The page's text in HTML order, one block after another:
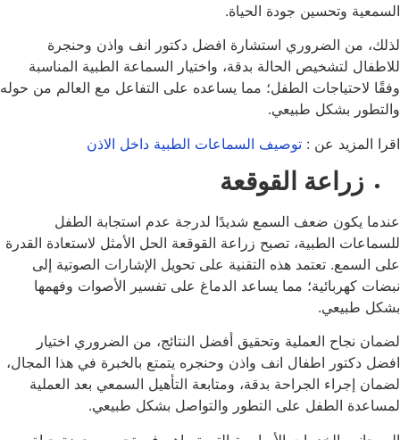
السمعية وتحسين جودة الحياة.
لذلك، من الضروري استشارة افضل دكتور انف واذن وحنجرة
للاطفال لتشخيص الحالة بدقة، واختيار السماعة الطبية المناسبة
وفقًا لاحتياجات الطفل؛ مما يساعده على التفاعل مع العالم من حوله
والتطور بشكل طبيعي.
اقرا المزيد عن : توصيف السماعات الطبية داخل الاذن
زراعة القوقعة
عندما يكون ضعف السمع شديدًا لدرجة عدم استجابة الطفل
للسماعات الطبية، تصبح زراعة القوقعة الحل الأمثل لاستعادة القدرة
على السمع. تعتمد هذه التقنية على تحويل الإشارات الصوتية إلى
نبضات كهربائية؛ مما يساعد الدماغ على تفسير الأصوات وفهمها
بشكل طبيعي.
لضمان نجاح العملية وتحقيق أفضل النتائج، من الضروري اختيار
افضل دكتور اطفال انف واذن وحنجره يتمتع بالخبرة في هذا المجال،
لضمان إجراء الجراحة بدقة، ومتابعة التأهيل السمعي بعد العملية
لمساعدة الطفل على التطور والتواصل بشكل طبيعي.